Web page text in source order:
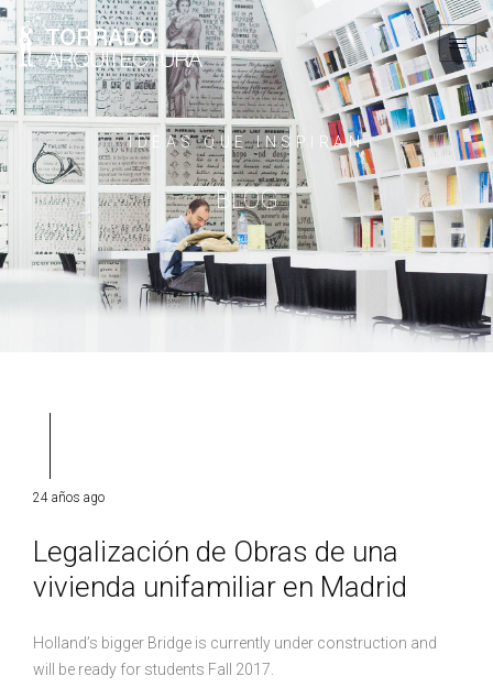
IDEAS QUE INSPIRAN
BLOG
24 años ago
Legalización de Obras de una
vivienda unifamiliar en Madrid
Holland’s bigger Bridge is currently under construction and
will be ready for students Fall 2017.